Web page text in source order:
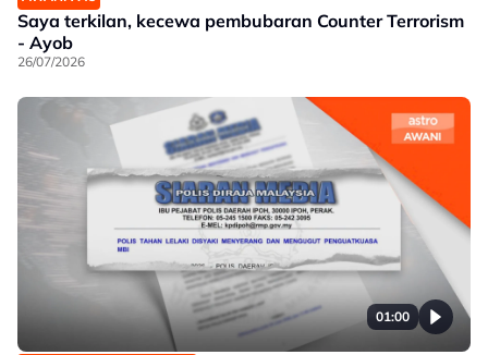
Saya terkilan, kecewa pembubaran Counter Terrorism
- Ayob
26/07/2026
01:00